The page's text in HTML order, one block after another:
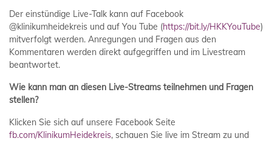
Der einstündige Live-Talk kann auf Facebook
@klinikumheidekreis und auf You Tube (https://bit.ly/HKKYouTube)
mitverfolgt werden. Anregungen und Fragen aus den
Kommentaren werden direkt aufgegriffen und im Livestream
beantwortet.
Wie kann man an diesen Live-Streams teilnehmen und Fragen
stellen?
Klicken Sie sich auf unsere Facebook Seite
fb.com/KlinikumHeidekreis, schauen Sie live im Stream zu und